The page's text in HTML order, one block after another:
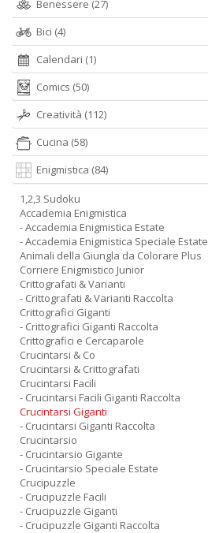
Benessere (27)
Bici (4)
Calendari (1)
Comics (50)
Creatività (112)
Cucina (58)
Enigmistica (84)
1,2,3 Sudoku
Accademia Enigmistica
- Accademia Enigmistica Estate
- Accademia Enigmistica Speciale Estate
Animali della Giungla da Colorare Plus
Corriere Enigmistico Junior
Crittografati & Varianti
- Crittografati & Varianti Raccolta
Crittografici Giganti
- Crittografici Giganti Raccolta
Crittografici e Cercaparole
Crucintarsi & Co
Crucintarsi & Crittografati
Crucintarsi Facili
- Crucintarsi Facili Giganti Raccolta
Crucintarsi Giganti
- Crucintarsi Giganti Raccolta
Crucintarsio
- Crucintarsio Gigante
- Crucintarsio Speciale Estate
Crucipuzzle
- Crucipuzzle Facili
- Crucipuzzle Giganti
- Crucipuzzle Giganti Raccolta